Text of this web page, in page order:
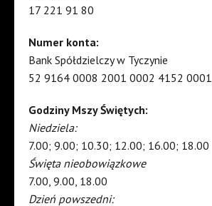
17 221 91 80
Numer konta:
Bank Spółdzielczy w Tyczynie
52 9164 0008 2001 0002 4152 0001
Godziny Mszy Świętych:
Niedziela:
7.00; 9.00; 10.30; 12.00; 16.00; 18.00
Święta nieobowiązkowe
7.00, 9.00, 18.00
Dzień powszedni: